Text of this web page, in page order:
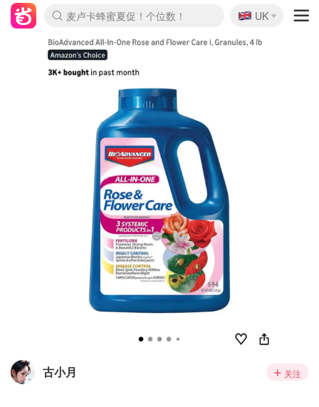
麦卢卡蜂蜜夏促！个位数！
Prada/Miu 4.8折！
啥？必胜客披萨5折！
🇬🇧
UK
古小月 关注